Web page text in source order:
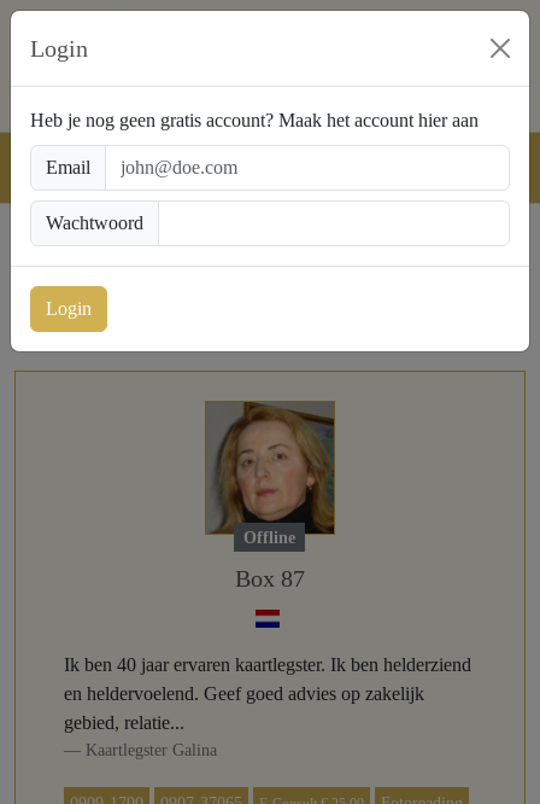
BE: 0907-37065 € 1,50 pm
Offline
Box 87
Ik ben 40 jaar ervaren kaartlegster. Ik ben helderziend
en heldervoelend. Geef goed advies op zakelijk
gebied, relatie...
Kaartlegster Galina
Login
Heb je nog geen gratis account? Maak het account hier aan
Email
Wachtwoord
Login